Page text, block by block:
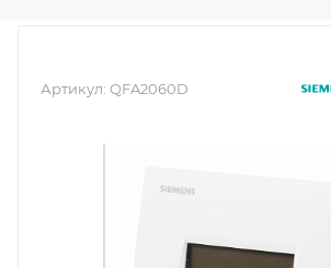
Артикул: QFA2060D